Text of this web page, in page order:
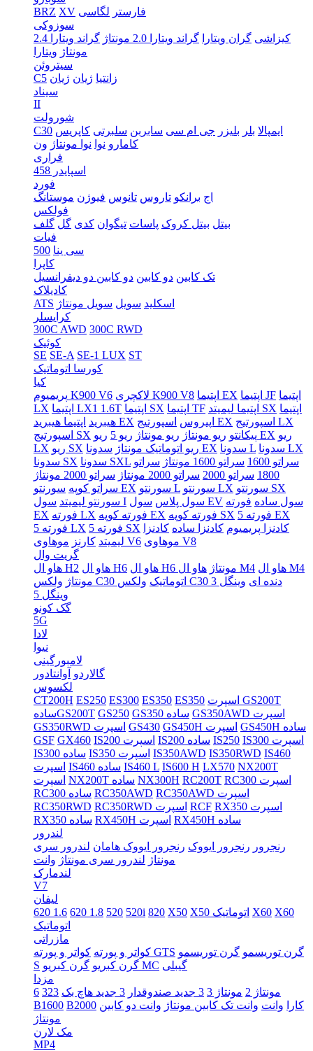
BRZ XV فارستر لگاسی
سوزوکی
کیزاشی گران ویتارا گراند ویتارا 2.0 مونتاژ
گراند ویتارا 2.4
مونتاژ ویتارا
سیتروئن
C5
زانتیا ژیان ژیان
سیناد
II
شورولت
C30
ایمپالا بلر بلیزر جی ام سی سابربن سلبرتی کاپریس
کامارو نوا نوا مونتاژ ون
فراری
اسپایدر 458
فورد
اج برانکو تاروس تانوس فیوژن موستانگ
فولکس
بیتل بیتل کروک پاسات تیگوان کدی گل گلف
فیات
500 سی ینا
کاپرا
تک کابین دو کابین دو کابین دو دیفرانسیل
کادیلاک
ATS
اسکلید سویل سویل مونتاژ
کرایسلر
300C AWD 300C RWD
کوئیک
SE SE-A SE-1 LUX ST
کورسا اتوماتیک
کیا
پریمیوم K900 V6
لاکچری K900 V8 اپتیما EX اپتیما JF اپتیما
LX
اپتیما LX1 1.6T اپتیما SX اپتیما TF اپتیما لیمیتد SX اپتیما
هیبرید اپتیما هیبرید EX اپیروس اسپورتیج EX
اسپورتیج LX
اسپورتیج SX
پیکانتو ریو مونتاژ ریو مونتاژ ریو 5 ریو EX ریو
LX
ریو SX ریو اتوماتیک مونتاژ سدونا EX سدونا L
سدونا LX
سدونا SX
سدونا SXL سراتو 1600 سراتو 1600 مونتاژ
سراتو
1800 سراتو 2000 سراتو 2000 مونتاژ
سراتو 2000 مونتاژ
سراتو کوپه سورنتو EX سورنتو L سورنتو LX
سورنتو SX
سورنتو لیمیتد سول I سول پلاس سول EV سول ساده فورته
EX
فورته LX فورته کوپه EX فورته کوپه SX
فورته 5 EX
فورته 5 LX
فورته 5 SX کادنزا پریمیوم کادنزا ساده کادنزا
لیمیتد کارنز موهاوی V6
موهاوی V8
گریت وال
هاو ال H2
هاو ال H6 هاو ال H6 مونتاژ هاو ال M4 هاو ال M4
مونتاژ
ولکس C30 اتوماتیک ولکس C30 دنده ای وینگل 3
وینگل 5
گک کونو
5G
لادا
نیوا
لامبورگینی
گالاردو آوانتادور
لکسوس
CT200H ES250 ES300 ES350 ES350
اسپرت GS200T
سادهGS200T GS250 GS350 ساده
GS350AWD اسپرت
GS350RWD اسپرت GS430 GS450H اسپرت
GS450H ساده
GSF GX460 IS200 اسپرت IS200 ساده IS250
IS300 اسپرت
IS300 ساده
IS350 اسپرت IS350AWD IS350RWD IS460
اسپرت
IS460 ساده IS460 L IS600 H LX570 NX200T
اسپرت
NX200T ساده NX300H RC200T
RC300 اسپرت
RC300 ساده RC350AWD
RC350AWD اسپرت
RC350RWD
RC350RWD اسپرت RCF
RX350 اسپرت
RX350 ساده
RX450H اسپرت
RX450H ساده
لندرور
رنجرور رنجرور ایووک رنجرور ایووک هامان لندرور سری
مونتاژ لندرور سری مونتاژ وانت
لندمارک
V7
لیفان
620 1.6 620 1.8 520 520i 820 X50 X50 اتوماتیک X60 X60
اتوماتیک
مازراتی
کواتر و پورته کواتر و پورته GTS گرن توریسمو گرن توریسمو
S
گرن کبریو گرن کبریو MC گیبلی
مزدا
مونتاژ 2
مونتاژ 3 3 جدید صندوقدار 3 جدید هاچ بک 323
6
B1600 B2000 کارا وانت وانت تک کابین مونتاژ وانت دو کابین
مونتاژ
مک لارن
MP4